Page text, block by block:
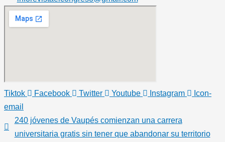
Tiktok Facebook Twitter Youtube Instagram
Icon-
email
240 jóvenes de Vaupés comienzan una carrera
universitaria gratis sin tener que abandonar su territorio